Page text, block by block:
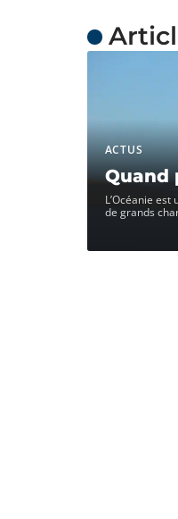
ACTUS
Quand
L’Océanie
de grands